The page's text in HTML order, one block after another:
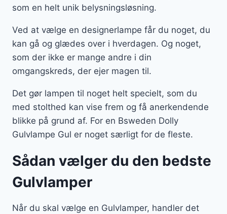
som en helt unik belysningsløsning.
Ved at vælge en designerlampe får du noget, du
kan gå og glædes over i hverdagen. Og noget,
som der ikke er mange andre i din
omgangskreds, der ejer magen til.
Det gør lampen til noget helt specielt, som du
med stolthed kan vise frem og få anerkendende
blikke på grund af. For en Bsweden Dolly
Gulvlampe Gul er noget særligt for de fleste.
Sådan vælger du den bedste
Gulvlamper
Når du skal vælge en Gulvlamper, handler det